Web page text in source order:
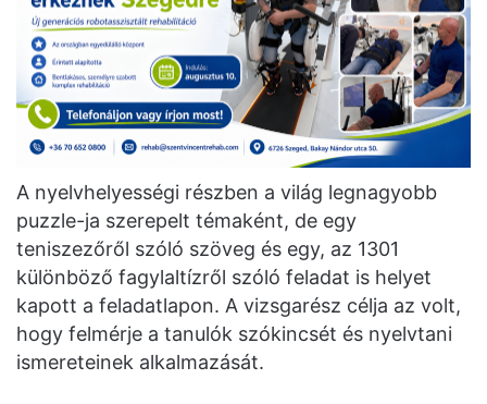
A nyelvhelyességi részben a világ legnagyobb
puzzle-ja szerepelt témaként, de egy
teniszezőről szóló szöveg és egy, az 1301
különböző fagylaltízről szóló feladat is helyet
kapott a feladatlapon. A vizsgarész célja az volt,
hogy felmérje a tanulók szókincsét és nyelvtani
ismereteinek alkalmazását.